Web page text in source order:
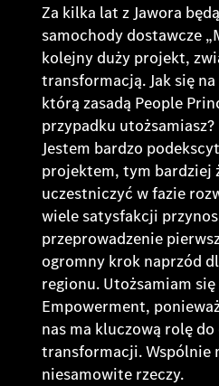
Za kilka lat z Jawora
samochody dostawcze
kolejny duży projekt,
transformacją. Jak się
którą zasadą People
przypadku utożsamiasz?
Jestem bardzo
projektem, tym bardziej
uczestniczyć w fazie
wiele satysfakcji
przeprowadzenie
ogromny krok naprzód
regionu. Utożsamiam się
Empowerment,
nas ma kluczową rolę
transformacji. Wspólnie
niesamowite rzeczy.